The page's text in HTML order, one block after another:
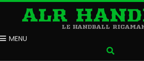
ALR
LE HANDBALL
MENU